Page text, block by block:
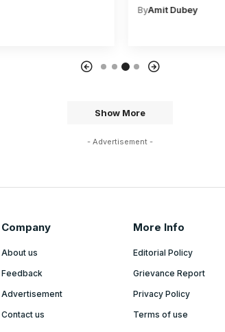
ByAmit Dubey
Show More
- Advertisement -
Company
About us
Feedback
Advertisement
Contact us
More Info
Editorial Policy
Grievance Report
Privacy Policy
Terms of use